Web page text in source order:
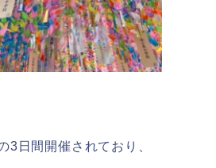
3 日間開催されており、